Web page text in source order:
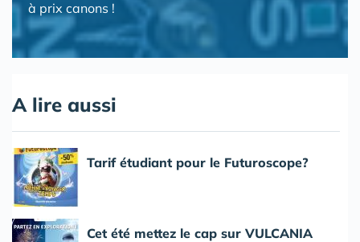
à prix canons !
A lire aussi
Tarif étudiant pour le Futuroscope?
Cet été mettez le cap sur VULCANIA